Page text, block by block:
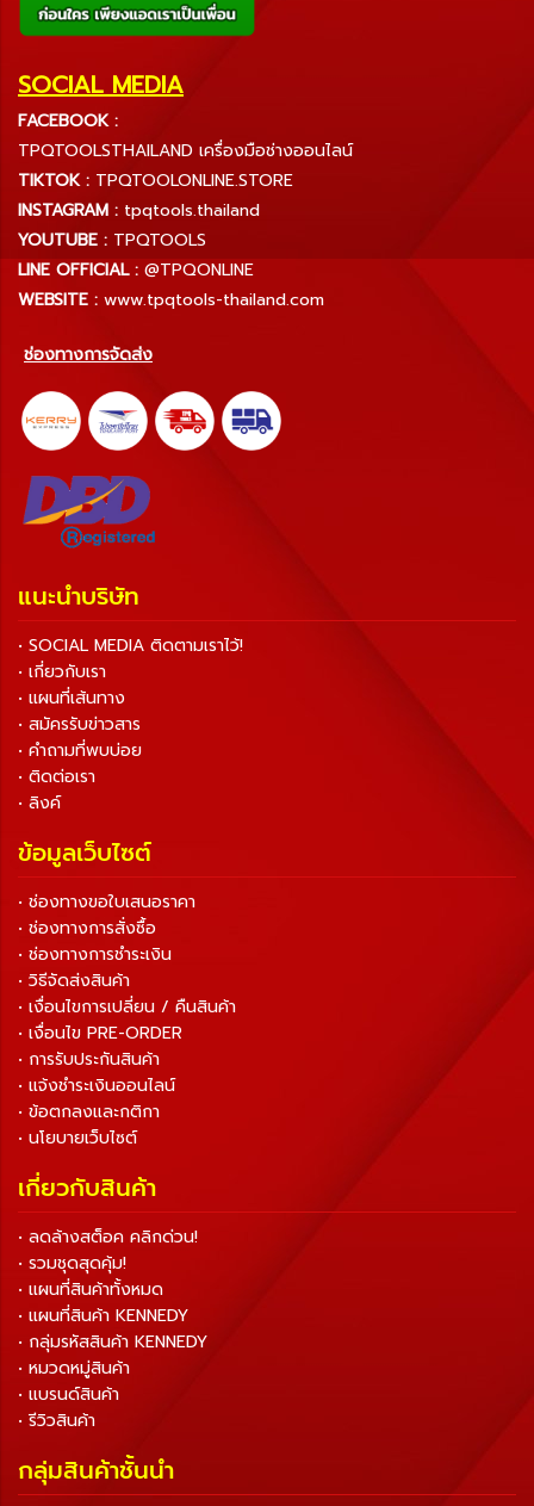
SOCIAL MEDIA
FACEBOOK :
TPQTOOLSTHAILAND เครื่องมือช่างออนไลน์
TIKTOK : TPQTOOLONLINE.STORE
INSTAGRAM : tpqtools.thailand
YOUTUBE : TPQTOOLS
LINE OFFICIAL : @TPQONLINE
WEBSITE : www.tpqtools-thailand.com
ช่องทางการจัดส่ง
แนะนำบริษัท
• SOCIAL MEDIA ติดตามเราไว้!
• เกี่ยวกับเรา
• แผนที่เส้นทาง
• สมัครรับข่าวสาร
• คำถามที่พบบ่อย
• ติดต่อเรา
• ลิงค์
ข้อมูลเว็บไซต์
• ช่องทางขอใบเสนอราคา
• ช่องทางการสั่งซื้อ
• ช่องทางการชำระเงิน
• วิธีจัดส่งสินค้า
• เงื่อนไขการเปลี่ยน / คืนสินค้า
• เงื่อนไข PRE-ORDER
• การรับประกันสินค้า
• แจ้งชำระเงินออนไลน์
• ข้อตกลงและกติกา
• นโยบายเว็บไซต์
เกี่ยวกับสินค้า
• ลดล้างสต็อค คลิกด่วน!
• รวมชุดสุดคุ้ม!
• แผนที่สินค้าทั้งหมด
• แผนที่สินค้า KENNEDY
• กลุ่มรหัสสินค้า KENNEDY
• หมวดหมู่สินค้า
• แบรนด์สินค้า
• รีวิวสินค้า
กลุ่มสินค้าชั้นนำ